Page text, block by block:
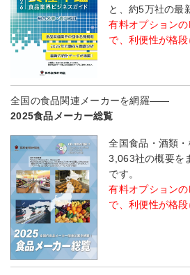
と、約5万社の最
有料オプション
で、利便性が格段
全国の食品関連メーカーを網羅――
2025食品メーカー総覧
全国食品・酒類
3,063社の概要を
です。
有料オプション
で、利便性が格段